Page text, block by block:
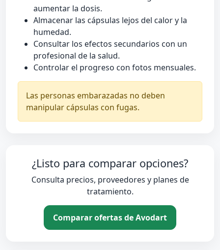
aumentar la dosis.
Almacenar las cápsulas lejos del calor y la
humedad.
Consultar los efectos secundarios con un
profesional de la salud.
Controlar el progreso con fotos mensuales.
Las personas embarazadas no deben
manipular cápsulas con fugas.
¿Listo para comparar opciones?
Consulta precios, proveedores y planes de
tratamiento.
Comparar ofertas de Avodart